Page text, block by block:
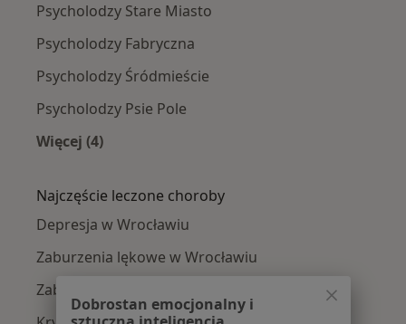
Psycholodzy Stare Miasto
Psycholodzy Fabryczna
Psycholodzy Śródmieście
Psycholodzy Psie Pole
Więcej (4)
Najczęście leczone choroby
Depresja w Wrocławiu
Zaburzenia lękowe w Wrocławiu
Zaburzenia nastroju w Wrocławiu
Dobrostan emocjonalny i